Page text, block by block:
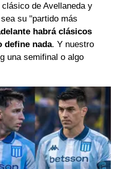
de Avellaneda y
su "partido más
habrá clásicos
define nada. Y nuestro
una semifinal o algo